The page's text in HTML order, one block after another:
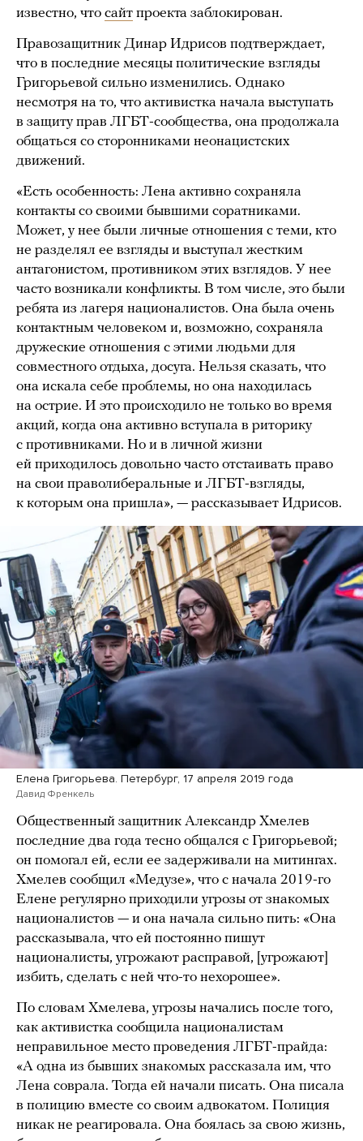
известно, что сайт проекта заблокирован.
Правозащитник Динар Идрисов подтверждает,
что в последние месяцы политические взгляды
Григорьевой сильно изменились. Однако
несмотря на то, что активистка начала выступать
в защиту прав ЛГБТ-сообщества, она продолжала
общаться со сторонниками неонацистских
движений.
«Есть особенность: Лена активно сохраняла
контакты со своими бывшими соратниками.
Может, у нее были личные отношения с теми, кто
не разделял ее взгляды и выступал жестким
антагонистом, противником этих взглядов. У нее
часто возникали конфликты. В том числе, это были
ребята из лагеря националистов. Она была очень
контактным человеком и, возможно, сохраняла
дружеские отношения с этими людьми для
совместного отдыха, досуга. Нельзя сказать, что
она искала себе проблемы, но она находилась
на острие. И это происходило не только во время
акций, когда она активно вступала в риторику
с противниками. Но и в личной жизни
ей приходилось довольно часто отстаивать право
на свои праволиберальные и ЛГБТ-взгляды,
к которым она пришла», — рассказывает Идрисов.
Елена Григорьева. Петербург, 17 апреля 2019 года
Давид Френкель
Общественный защитник Александр Хмелев
последние два года тесно общался с Григорьевой;
он помогал ей, если ее задерживали на митингах.
Хмелев сообщил «Медузе», что с начала 2019-го
Елене регулярно приходили угрозы от знакомых
националистов — и она начала сильно пить: «Она
рассказывала, что ей постоянно пишут
националисты, угрожают расправой, [угрожают]
избить, сделать с ней что-то нехорошее».
По словам Хмелева, угрозы начались после того,
как активистка сообщила националистам
неправильное место проведения ЛГБТ-прайда:
«А одна из бывших знакомых рассказала им, что
Лена соврала. Тогда ей начали писать. Она писала
в полицию вместе со своим адвокатом. Полиция
никак не реагировала. Она боялась за свою жизнь,